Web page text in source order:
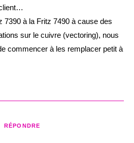
7390 à la Fritz 7490 à cause des
sur le cuivre (vectoring), nous
commencer à les remplacer petit à
RÉPONDRE